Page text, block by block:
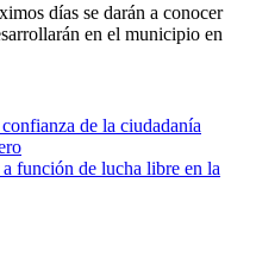
días se darán a conocer
en el municipio en
de la ciudadanía
función de lucha libre en la